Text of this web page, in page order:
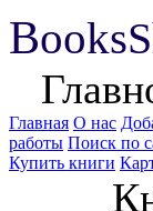
Books
Главная О нас
работы Поиск по
Купить книги